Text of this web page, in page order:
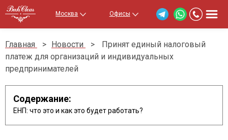
Москва Офисы
Главная > Новости >
Принят единый налоговый
платеж для организаций и индивидуальных
предпринимателей
Содержание:
ЕНП: что это и как это будет работать?